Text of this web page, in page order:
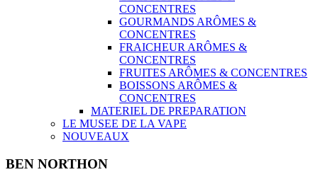
CONCENTRES
GOURMANDS ARÔMES &
CONCENTRES
FRAICHEUR ARÔMES &
CONCENTRES
FRUITES ARÔMES & CONCENTRES
BOISSONS ARÔMES &
CONCENTRES
MATERIEL DE PREPARATION
LE MUSEE DE LA VAPE
NOUVEAUX
BEN NORTHON